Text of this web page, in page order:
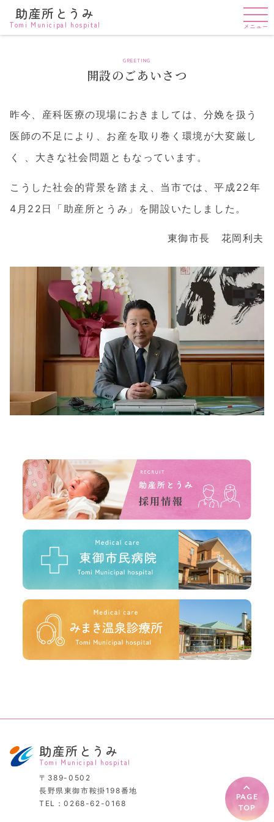
助産所とうみ
Tomi Municipal hospital メニュー
GREETING
開設のごあいさつ
昨今、産科医療の現場におきましては、分娩を扱う
医師の不足により、お産を取り巻く環境が大変厳し
く 、大きな社会問題ともなっています。
こうした社会的背景を踏まえ、当市では、平成22年
4月22日「助産所とうみ」を開設いたしました。
東御市長 花岡利夫
PAGE
TOP
助産所とうみ
Tomi Municipal hospital
〒389-0502
長野県東御市鞍掛198番地
TEL：0268-62-0168